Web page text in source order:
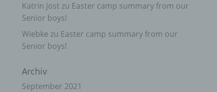
Katrin Jost zu Easter camp summary from our
Senior boys!
Wiebke zu Easter camp summary from our
Senior boys!
Archiv
September 2021